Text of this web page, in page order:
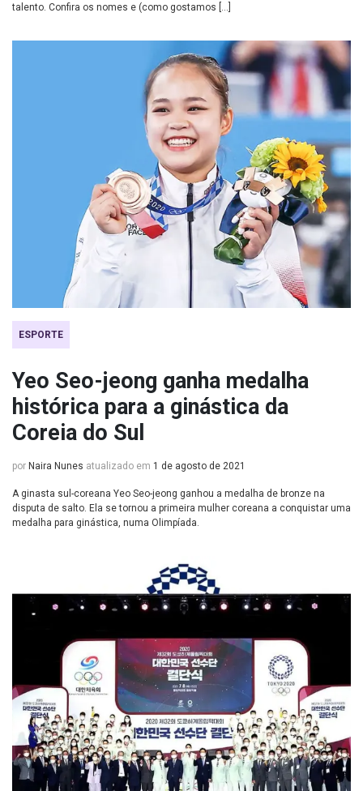
talento. Confira os nomes e (como gostamos […]
ESPORTE
Yeo Seo-jeong ganha medalha
histórica para a ginástica da
Coreia do Sul
por Naira Nunes atualizado em 1 de agosto de 2021
A ginasta sul-coreana Yeo Seo-jeong ganhou a medalha de bronze na
disputa de salto. Ela se tornou a primeira mulher coreana a conquistar uma
medalha para ginástica, numa Olimpíada.